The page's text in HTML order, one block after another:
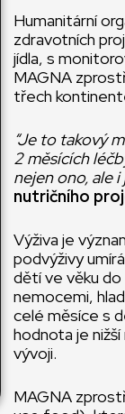
Humanitární
zdravotních
jídla, s
MAGNA
třech
“Je to takový
2 měsících
nejen ono, ale
nutričního
Výživa je
podvýživy
dětí ve věku
nemocemi,
celé měsíce s
hodnota je
vývoji.
MAGNA